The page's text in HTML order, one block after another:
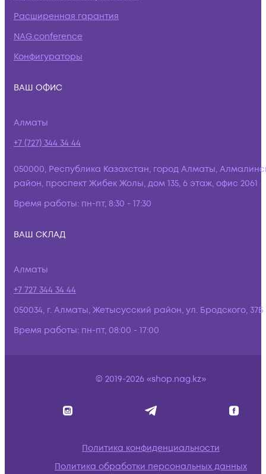
Расширенная гарантия
NAG.conference
Конфигураторы
ВАШ ОФИС
Алматы
+7 (727) 344 34 44
050000, Республика Казахстан, город Алматы,
район, проспект Жибек Жолы, дом 135, 6 этаж, офис 2061
Время работы: пн-пт, 8:30 - 17:30
ВАШ СКЛАД
Алматы
+7 727 344 34 44
050034, г. Алматы, Жетысусский район, ул. Бродского, 37Б
Время работы: пн-пт, 08:00 - 17:00
© 2019-2026 «shop.nag.kz»
Политика конфиденциальности
Политика обработки персональных данных